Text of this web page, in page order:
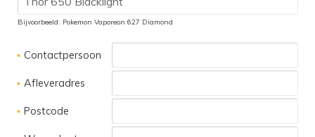
Bijvoorbeeld: Pokemon Vaporeon 627 Diamond
Contactpersoon
Afleveradres
Postcode